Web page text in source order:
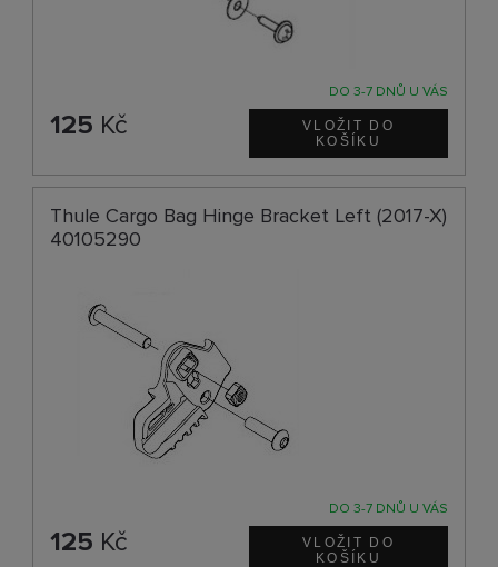
DO 3-7 DNŮ U VÁS
125 Kč
Thule Cargo Bag Hinge Bracket Left (2017-X)
40105290
DO 3-7 DNŮ U VÁS
125 Kč